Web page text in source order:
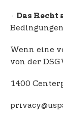
· Das Recht
Wenn eine
von der
1400